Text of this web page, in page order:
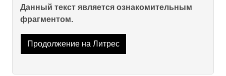
Данный текст является ознакомительным
фрагментом.
Продолжение на Литрес